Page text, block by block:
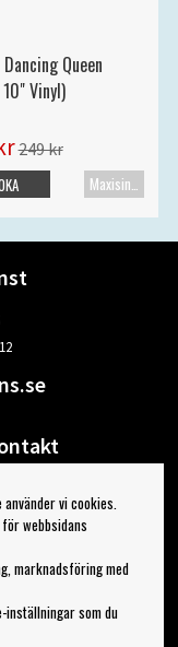
Queen
Vinyl)
249 kr
Maxisingel
sida
ut
vi cookies.
webbsidans
marknadsföring med
inställningar som du